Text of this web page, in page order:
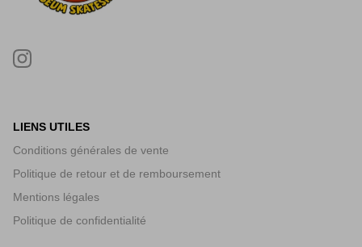
LIENS UTILES
Conditions générales de vente
Politique de retour et de remboursement
Mentions légales
Politique de confidentialité